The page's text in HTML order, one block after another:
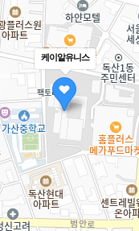
케이알유니스